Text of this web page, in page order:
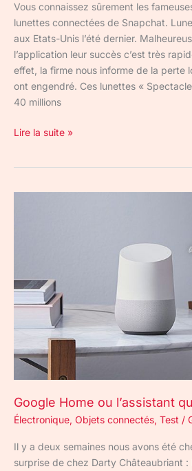
Vous connaissez sûrement les
lunettes connectées de Snapchat.
aux Etats-Unis l’été dernier.
l’application leur succès c’est très
effet, la firme nous informe de la perte
ont engendré. Ces lunettes «
40 millions
Lire la suite »
Google Home ou l’assistant
Électronique, Objets connectés, Test /
Il y a deux semaines nous avons été
surprise de chez Darty Châteaubriant :
déchire
!